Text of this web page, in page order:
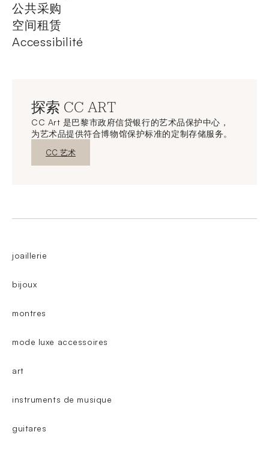
公共采购
空间租赁
Accessibilité
探索 CC ART
CC Art 是巴黎市政府信贷银行的艺术品保护中心，
为艺术品提供符合博物馆保护标准的定制存储服务。
新窗口发现
CC 艺术
joaillerie
bijoux
montres
mode luxe accessoires
art
instruments de musique
guitares